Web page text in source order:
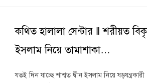
কথিত হালালা সেন্টার ‖ শরীয়ত
ইসলাম নিয়ে তামাশাকা…
যতই দিন যাচ্ছে শাশ্বত দ্বীন ইসলাম নিয়ে